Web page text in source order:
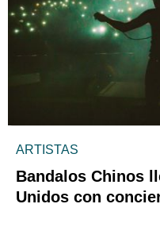
ARTISTAS
Bandalos Chinos
Unidos con